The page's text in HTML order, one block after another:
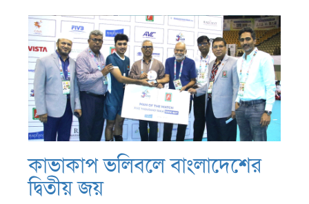
কাভাকাপ ভলিবলে বাংলাদেশের
দ্বিতীয় জয়